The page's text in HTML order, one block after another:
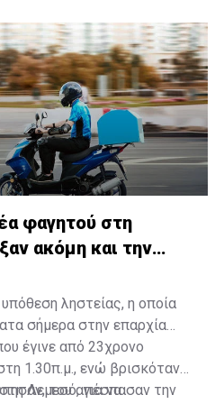
στους 29 βαθμούς στα
φαγητού στη
ακόμη και την
ληστείας, η οποία
σήμερα στην επαρχία
έγινε από 23χρονο
1.30π.μ., ενώ βρισκόταν
Λεμεσό, για να
του απέσπασαν την